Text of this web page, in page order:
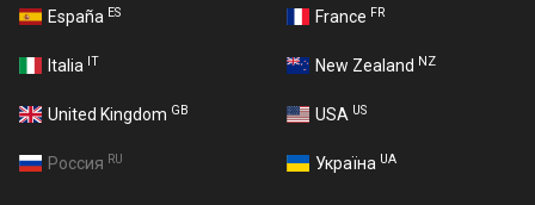
España ES France FR
Italia IT New Zealand NZ
United Kingdom GB USA US
Россия RU Україна UA